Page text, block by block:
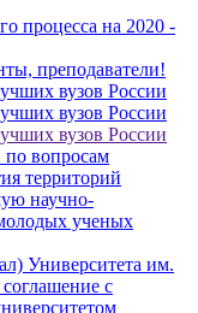
процесса на 2020 -
преподаватели!
вузов России
вузов России
вузов России
вопросам
территорий
научно-
ученых
Университета им.
с